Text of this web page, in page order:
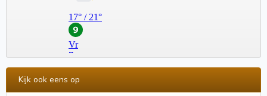
Kijk ook eens op